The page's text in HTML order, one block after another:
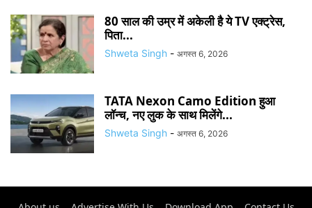
80 साल की उम्र में अकेली है ये TV एक्ट्रेस,
पिता...
Shweta Singh - अगस्त 6, 2026
TATA Nexon Camo Edition हुआ
लॉन्च, नए लुक के साथ मिलेंगे...
Shweta Singh - अगस्त 6, 2026